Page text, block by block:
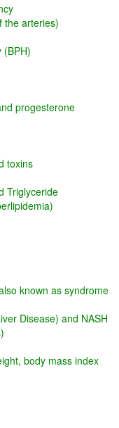
the arteries)
(BPH)
progesterone
toxins
Triglyceride
known as syndrome
Disease) and NASH
body mass index